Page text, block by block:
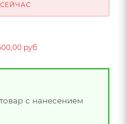
руб.
с нанесением